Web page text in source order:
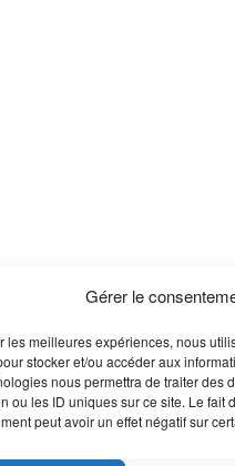
Gérer le
les meilleures expériences, nous
stocker et/ou accéder aux
nous permettra de traiter des
ou les ID uniques sur ce site. Le fait
peut avoir un effet négatif sur